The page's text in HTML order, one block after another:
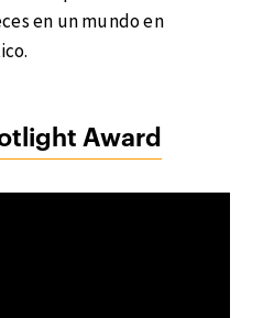
en un mundo en
Award